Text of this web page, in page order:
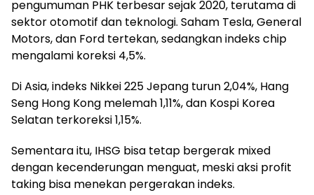
pengumuman PHK terbesar sejak 2020, terutama di
sektor otomotif dan teknologi. Saham Tesla, General
Motors, dan Ford tertekan, sedangkan indeks chip
mengalami koreksi 4,5%.
Di Asia, indeks Nikkei 225 Jepang turun 2,04%, Hang
Seng Hong Kong melemah 1,11%, dan Kospi Korea
Selatan terkoreksi 1,15%.
Sementara itu, IHSG bisa tetap bergerak mixed
dengan kecenderungan menguat, meski aksi profit
taking bisa menekan pergerakan indeks.